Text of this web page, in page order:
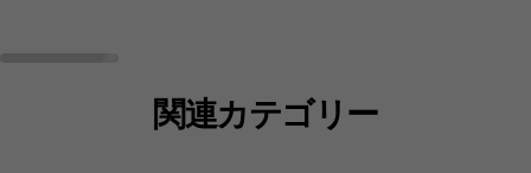
関連カテゴリー